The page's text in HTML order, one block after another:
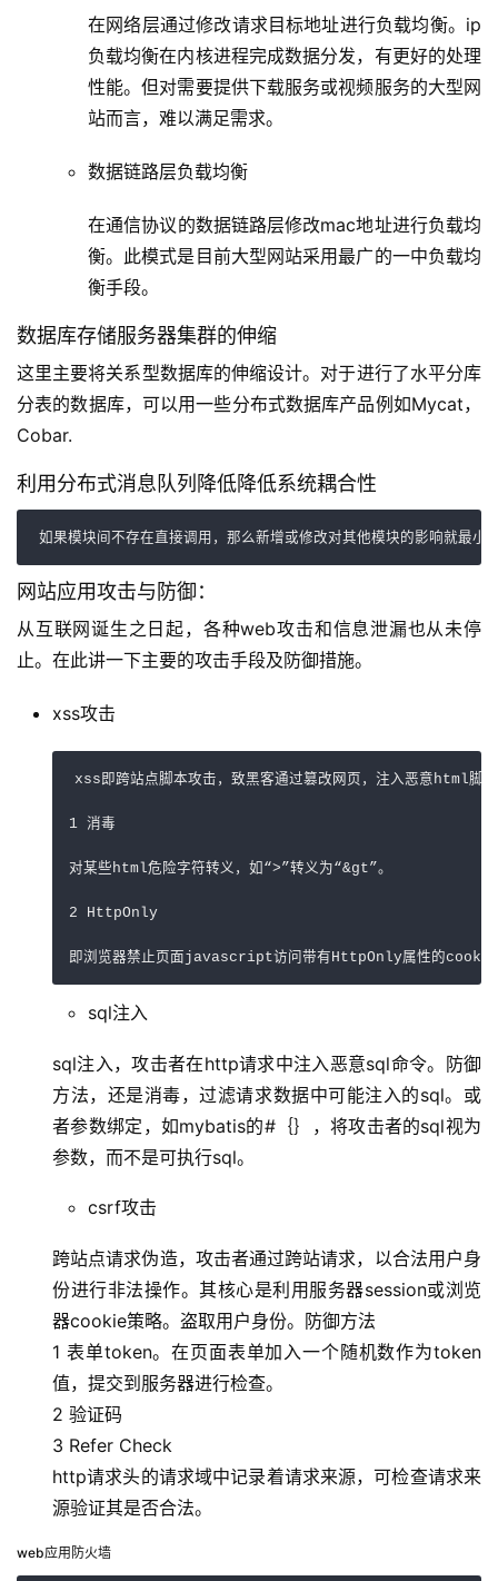
在网络层通过修改请求目标地址进行负载均衡。ip
负载均衡在内核进程完成数据分发，有更好的处理
性能。但对需要提供下载服务或视频服务的大型网
站而言，难以满足需求。
数据链路层负载均衡
在通信协议的数据链路层修改mac地址进行负载均
衡。此模式是目前大型网站采用最广的一中负载均
衡手段。
数据库存储服务器集群的伸缩
这里主要将关系型数据库的伸缩设计。对于进行了水平分库
分表的数据库，可以用一些分布式数据库产品例如Mycat，
Cobar.
利用分布式消息队列降低降低系统耦合性
如果模块间不存在直接调用，那么新增或修改对其他模块的影响就最
网站应用攻击与防御：
从互联网诞生之日起，各种web攻击和信息泄漏也从未停
止。在此讲一下主要的攻击手段及防御措施。
xss攻击
xss即跨站点脚本攻击，致黑客通过篡改网页，注入恶意html脚
1 消毒
对某些html危险字符转义，如“>”转义为“&gt”。
2 HttpOnly
sql注入
sql注入，攻击者在http请求中注入恶意sql命令。防御
方法，还是消毒，过滤请求数据中可能注入的sql。或
者参数绑定，如mybatis的#｛｝，将攻击者的sql视为
参数，而不是可执行sql。
csrf攻击
跨站点请求伪造，攻击者通过跨站请求，以合法用户身
份进行非法操作。其核心是利用服务器session或浏览
器cookie策略。盗取用户身份。防御方法
1 表单token。在页面表单加入一个随机数作为token
值，提交到服务器进行检查。
2 验证码
3 Refer Check
http请求头的请求域中记录着请求来源，可检查请求来
源验证其是否合法。
web应用防火墙